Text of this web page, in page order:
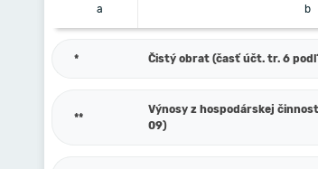
a b
* Čistý obrat (časť účt. tr. 6
**
Výnosy z hospodárskej
09)